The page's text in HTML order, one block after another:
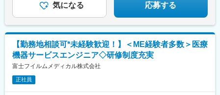
気になる 応募する
【勤務地相談可*未経験歓迎！】＜ME経験者多数＞医療
機器サービスエンジニア◇研修制度充実
富士フイルムメディカル株式会社
正社員